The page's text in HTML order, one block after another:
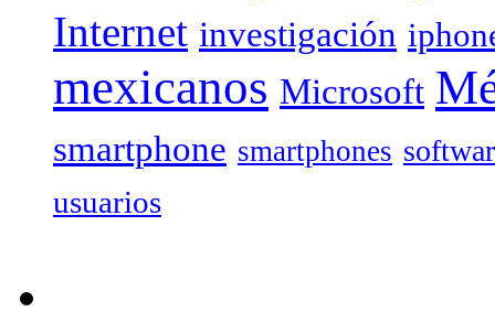
Internet investigación
mexicanos Microsoft
smartphone smartphones
usuarios